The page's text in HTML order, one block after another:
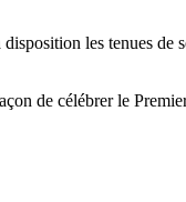
les tenues de
de célébrer le